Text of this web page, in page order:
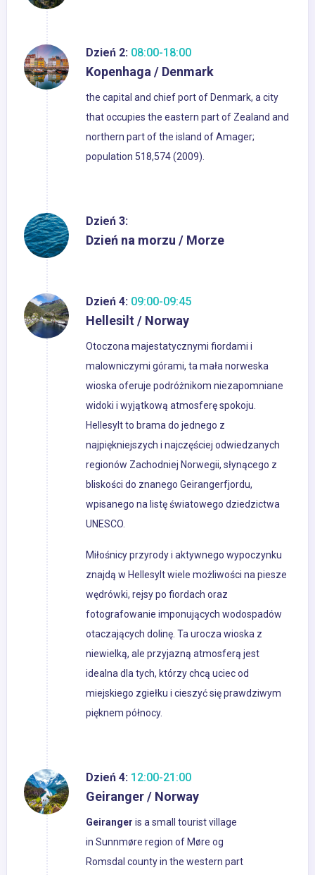
Dzień 2: 08:00-18:00
Kopenhaga / Denmark
the capital and chief port of Denmark, a city
that occupies the eastern part of Zealand and
northern part of the island of Amager;
population 518,574 (2009).
Dzień 3:
Dzień na morzu / Morze
Dzień 4: 09:00-09:45
Hellesilt / Norway
Otoczona majestatycznymi fiordami i
malowniczymi górami, ta mała norweska
wioska oferuje podróżnikom niezapomniane
widoki i wyjątkową atmosferę spokoju.
Hellesylt to brama do jednego z
najpiękniejszych i najczęściej odwiedzanych
regionów Zachodniej Norwegii, słynącego z
bliskości do znanego Geirangerfjordu,
wpisanego na listę światowego dziedzictwa
UNESCO.
Miłośnicy przyrody i aktywnego wypoczynku
znajdą w Hellesylt wiele możliwości na piesze
wędrówki, rejsy po fiordach oraz
fotografowanie imponujących wodospadów
otaczających dolinę. Ta urocza wioska z
niewielką, ale przyjazną atmosferą jest
idealna dla tych, którzy chcą uciec od
miejskiego zgiełku i cieszyć się prawdziwym
pięknem północy.
Dzień 4: 12:00-21:00
Geiranger / Norway
Geiranger is a small tourist village
in Sunnmøre region of Møre og
Romsdal county in the western part